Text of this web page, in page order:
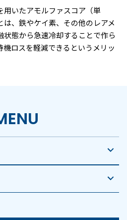
用いたアモルファスコア（単
、鉄やケイ素、その他のレアメ
状態から急速冷却することで作ら
ロスを軽減できるというメリッ